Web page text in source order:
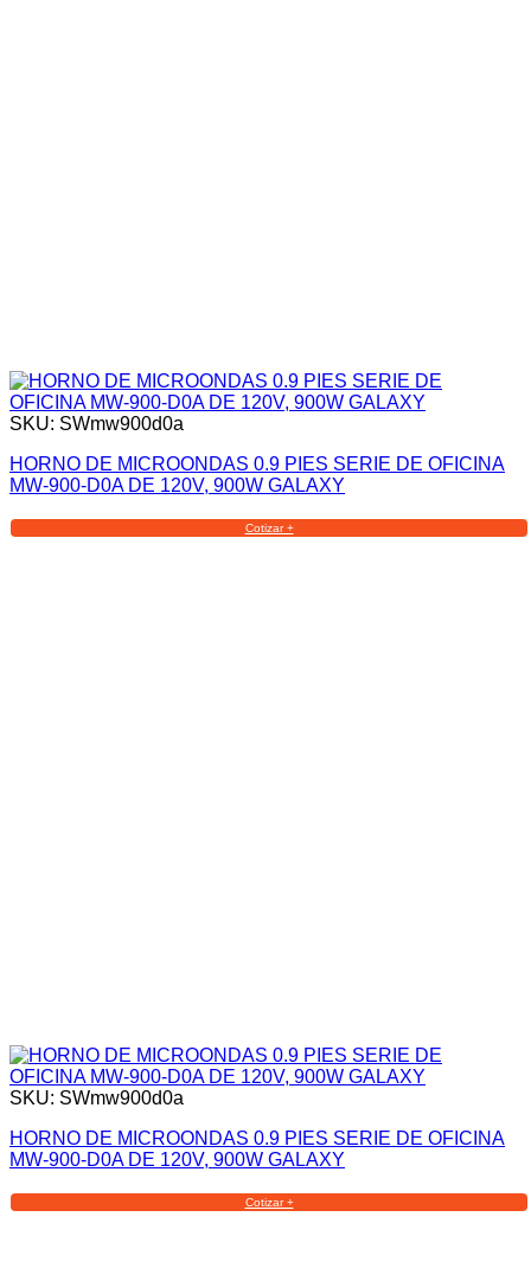
SKU: SWmw900d0a
HORNO DE MICROONDAS 0.9 PIES SERIE DE OFICINA
MW-900-D0A DE 120V, 900W GALAXY
Cotizar +
SKU: SWmw900d0a
HORNO DE MICROONDAS 0.9 PIES SERIE DE OFICINA
MW-900-D0A DE 120V, 900W GALAXY
Cotizar +